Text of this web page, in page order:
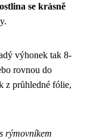
se krásně
výhonek tak 8-
rovnou do
z průhledné fólie,
rýmovníkem